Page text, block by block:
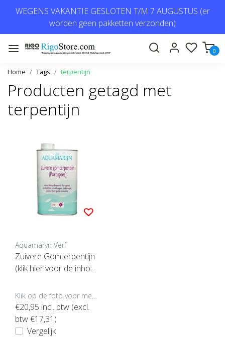
WEGENS VAKANTIE GESLOTEN T/M 7 AUGUSTUS (er
worden geen pakketten verzonden)
0
Home Tags terpentijn
Producten getagd met
terpentijn
Aquamaryn Verf
Zuivere Gomterpentijn
(klik hier voor de inhou
€20,95 incl. btw (excl.
btw €17,31)
Vergelijk